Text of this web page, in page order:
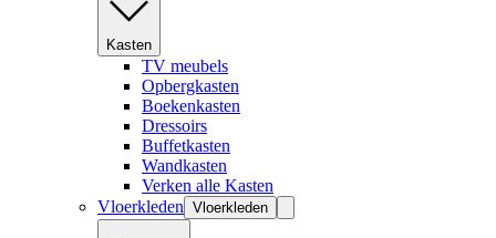
Kasten
TV meubels
Opbergkasten
Boekenkasten
Dressoirs
Buffetkasten
Wandkasten
Verken alle Kasten
Vloerkleden Vloerkleden